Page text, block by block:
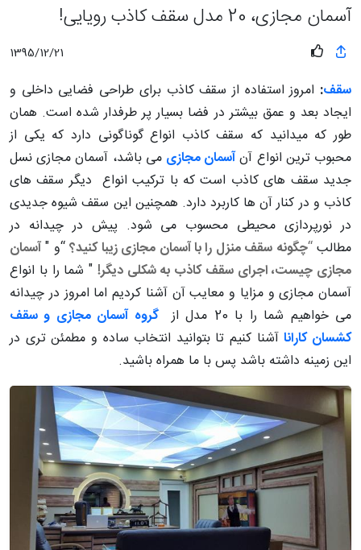
آسمان مجازی، 20 مدل سقف کاذب رویایی!
1395/12/21
سقف: امروز استفاده از سقف کاذب برای طراحی فضایی داخلی و
ایجاد بعد و عمق بیشتر در فضا بسیار پر طرفدار شده است. همان
طور که میدانید که سقف کاذب انواع گوناگونی دارد که یکی از
محبوب ترین انواع آنآسمان مجازی می باشد، آسمان مجازی نسل
جدید سقف های کاذب است که با ترکیب انواع دیگر سقف های
کاذب و در کنار آن ها کاربرد دارد. همچنین این سقف شیوه جدیدی
در نورپردازی محیطی محسوب می شود. پیش در چیدانه در
مطالب“چگونه سقف منزل را با آسمان مجازی زیبا کنید؟“و "آسمان
مجازی چیست، اجرای سقف کاذب به شکلی دیگر! " شما را با انواع
آسمان مجازی و مزایا و معایب آن آشنا کردیم اما امروز در چیدانه
می خواهیم شما را با 20 مدل از
گروه آسمان مجازی و سقف
کشسان کاراناآشنا کنیم تا بتوانید انتخاب ساده و مطمئن تری در
این زمینه داشته باشد پس با ما همراه باشید.